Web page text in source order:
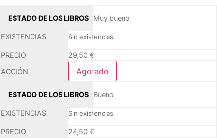
Muy bueno
Sin existencias
29,50 €
Agotado
Bueno
Sin existencias
24,50 €